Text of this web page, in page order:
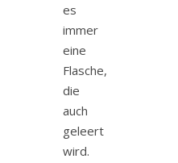
es
immer
eine
Flasche,
die
auch
geleert
wird.